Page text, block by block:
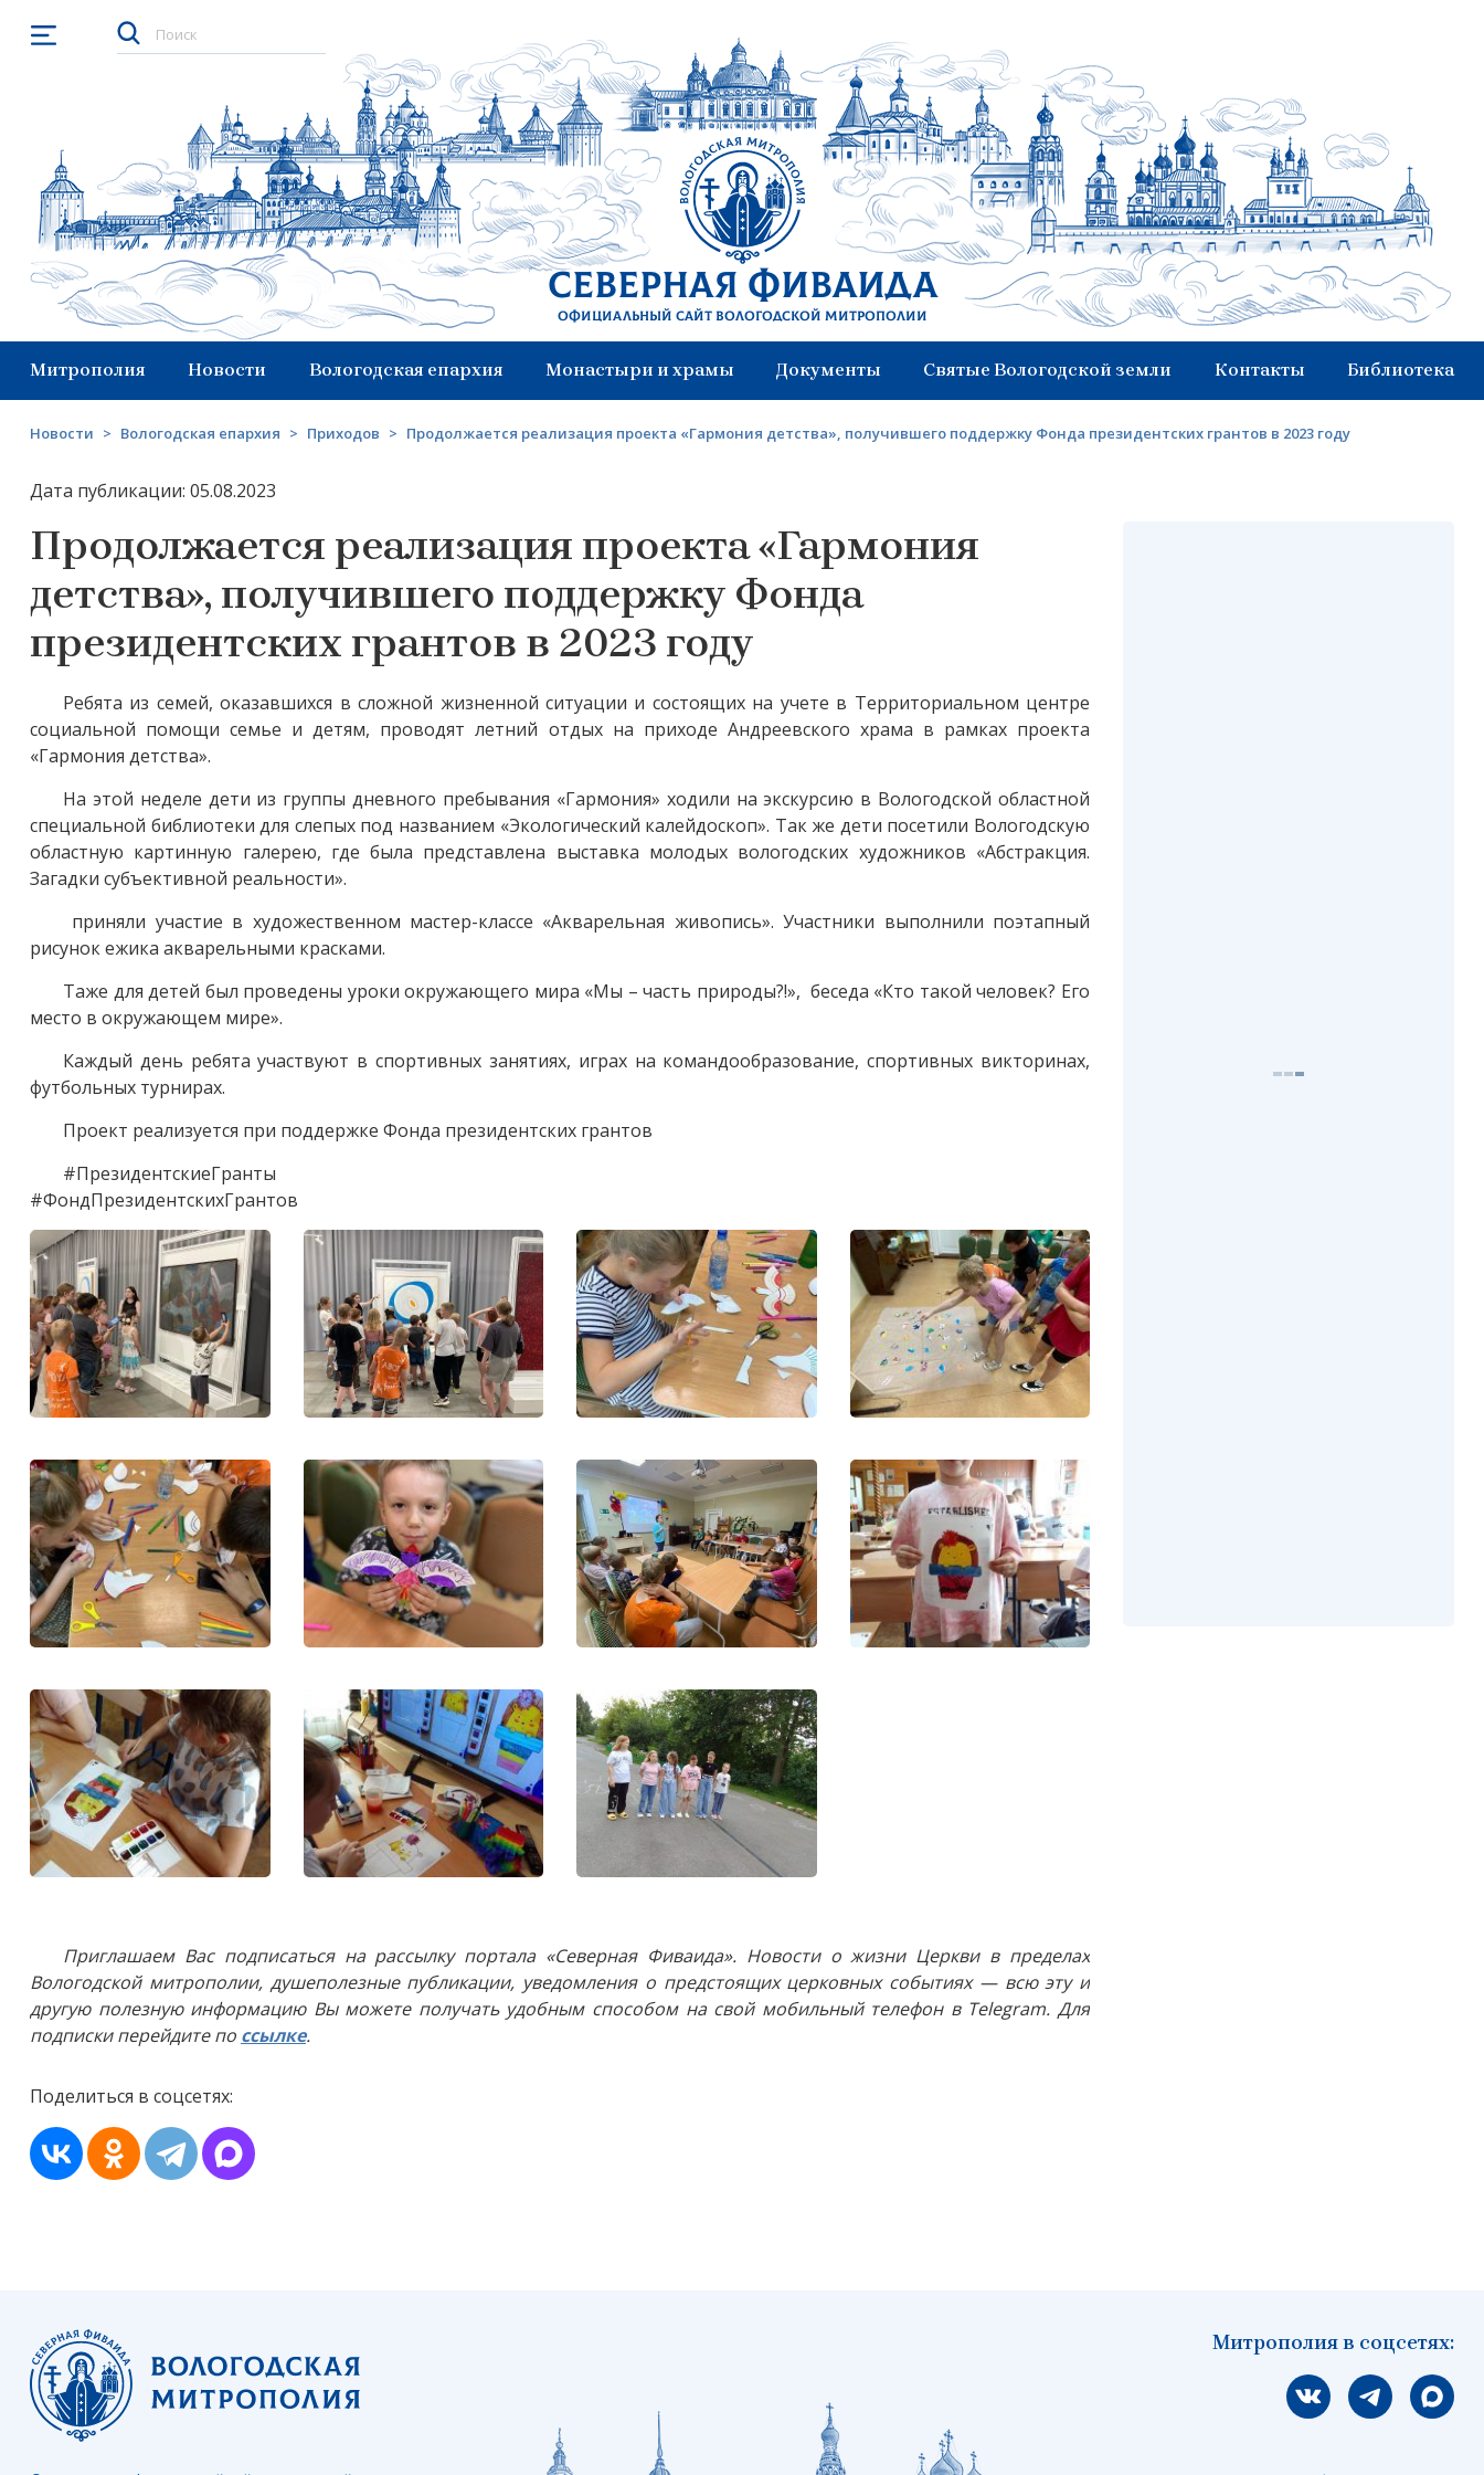
Открыть меню
Северная Фиваида
Официальный сайт Вологодской митрополии
Митрополия Новости Вологодская епархия Монастыри и храмы Документы Святые Вологодской земли Контакты Библиотека
Новости > Вологодская епархия > Приходов > Продолжается реализация проекта «Гармония детства», получившего поддержку Фонда президентских грантов в 2023 году
Дата публикации: 05.08.2023
Продолжается реализация проекта «Гармония
детства», получившего поддержку Фонда
президентских грантов в 2023 году
Ребята из семей, оказавшихся в сложной жизненной ситуации и состоящих на учете в Территориальном центре
социальной помощи семье и детям, проводят летний отдых на приходе Андреевского храма в рамках проекта
«Гармония детства».
На этой неделе дети из группы дневного пребывания «Гармония» ходили на экскурсию в Вологодской областной
специальной библиотеки для слепых под названием «Экологический калейдоскоп». Так же дети посетили Вологодскую
областную картинную галерею, где была представлена выставка молодых вологодских художников «Абстракция.
Загадки субъективной реальности».
приняли участие в художественном мастер-классе «Акварельная живопись». Участники выполнили поэтапный
рисунок ежика акварельными красками.
Таже для детей был проведены уроки окружающего мира «Мы – часть природы?!», беседа «Кто такой человек? Его
место в окружающем мире».
Каждый день ребята участвуют в спортивных занятиях, играх на командообразование, спортивных викторинах,
футбольных турнирах.
Проект реализуется при поддержке Фонда президентских грантов
#ПрезидентскиеГранты
#ФондПрезидентскихГрантов
Приглашаем Вас подписаться на рассылку портала «Северная Фиваида». Новости о жизни Церкви в пределах
Вологодской митрополии, душеполезные публикации, уведомления о предстоящих церковных событиях — всю эту и
другую полезную информацию Вы можете получать удобным способом на свой мобильный телефон в Telegram. Для
подписки перейдите по ссылке.
Поделиться в соцсетях:
Митрополия в соцсетях:
Мы вконтакте
Мы в telegram
Мы в